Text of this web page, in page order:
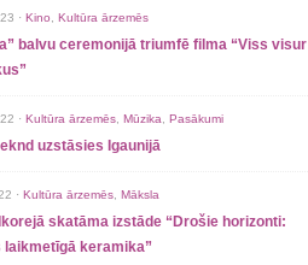
· Kino Kultūra ārzemēs
balvu ceremonijā triumfē filma “Viss visur
· Kultūra ārzemēs Mūzika Pasākumi
uzstāsies Igaunijā
· Kultūra ārzemēs Māksla
skatāma izstāde “Drošie horizonti:
laikmetīgā keramika”